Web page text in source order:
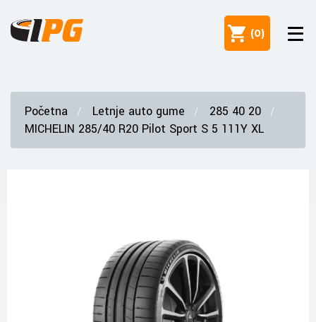
(0)
Početna Letnje auto gume
285 40 20
MICHELIN 285/40 R20 Pilot Sport S 5 111Y XL